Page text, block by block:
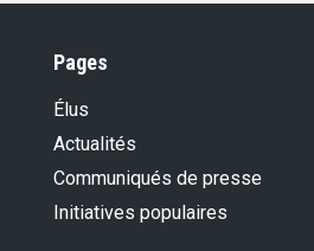
Pages
Élus
Actualités
Communiqués de presse
Initiatives populaires